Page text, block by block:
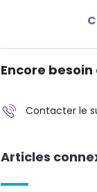
Encore
Contacter le
Articles